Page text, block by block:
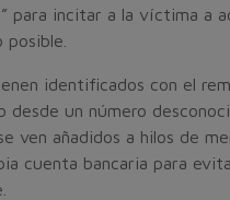
para incitar a la víctima a
posible.
identificados con el
desde un número
ven añadidos a hilos de
cuenta bancaria para